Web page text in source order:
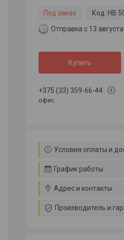
Под заказ Код: НВ
Отправка с 13
Купить
+375 (33) 359-66-44
офис
Условия оплаты и
График работы
Адрес и контакты
Производитель и